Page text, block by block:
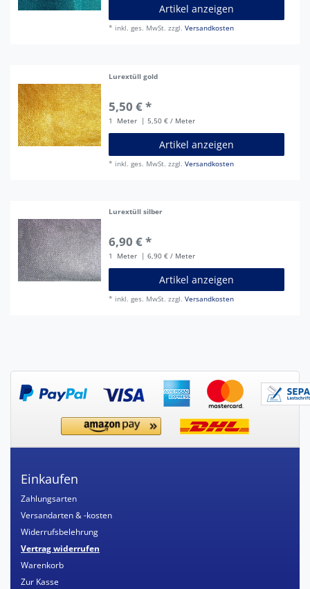
Artikel anzeigen
* inkl. ges. MwSt. zzgl.Versandkosten
Lurextüll gold
5,50 € *
1 Meter | 5,50 € / Meter
Artikel anzeigen
* inkl. ges. MwSt. zzgl.Versandkosten
Lurextüll silber
6,90 € *
1 Meter | 6,90 € / Meter
Artikel anzeigen
* inkl. ges. MwSt. zzgl.Versandkosten
Einkaufen
Zahlungsarten
Versandarten & -kosten
Widerrufsbelehrung
Vertrag widerrufen
Warenkorb
Zur Kasse